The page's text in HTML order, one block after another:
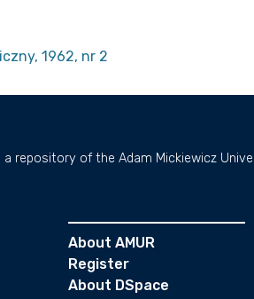
1962, nr 2
a repository of the Adam Mickiewicz
About AMUR
Register
About DSpace